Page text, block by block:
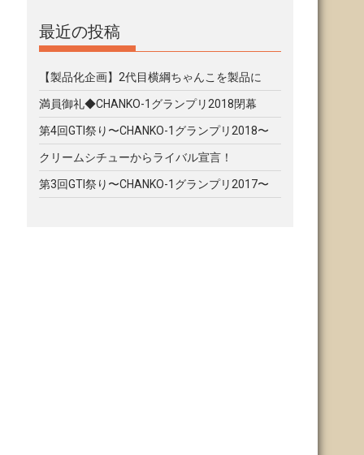
最近の投稿
【製品化企画】2代目横綱ちゃんこを製品に
満員御礼◆CHANKO-1グランプリ2018閉幕
第4回GTI祭り〜CHANKO-1グランプリ2018〜
クリームシチューからライバル宣言！
第3回GTI祭り〜CHANKO-1グランプリ2017〜